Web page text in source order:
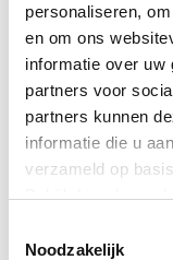
personaliseren,
en om ons
informatie over uw
partners voor
partners kunnen
informatie die u
verzameld op
Bekijk hier de
Noodzakelijk
Gesamtpreis
exkl. MwSt.